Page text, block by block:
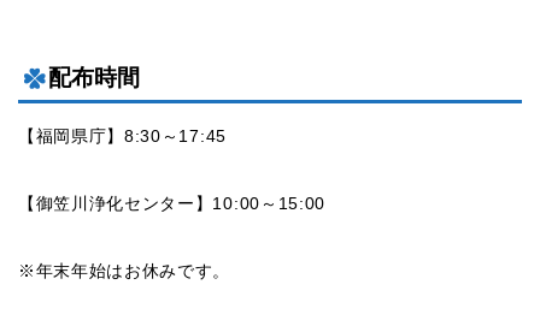
配布時間
【福岡県庁】8:30～17:45
【御笠川浄化センター】10:00～15:00
※年末年始はお休みです。